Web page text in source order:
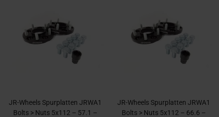
JR-Wheels Spurplatten JRWA1
Bolts > Nuts 5x112 – 57.1 –
JR-Wheels Spurplatten JRWA1
Bolts > Nuts 5x112 – 66.6 –